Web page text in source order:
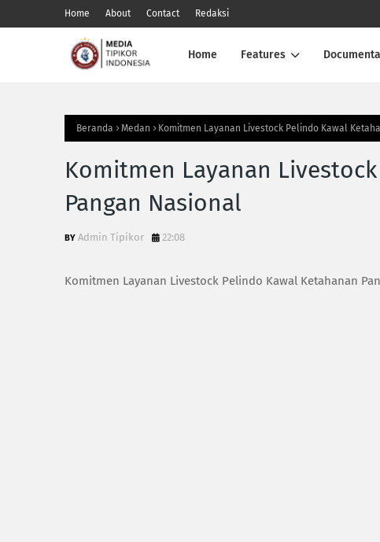
Home About Contact Redaksi
Home Features
Beranda Medan Komitmen Layanan Livestock Pelindo Kawal
Komitmen Layanan
Pangan Nasional
Admin Tipikor 22:08
Komitmen Layanan Livestock Pelindo Kawal Ketahanan